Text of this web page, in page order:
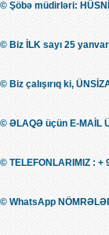
© Şöbə müdirləri:
© Biz İLK sayı 25
© Biz çalışırıq ki,
© ƏLAQƏ üçün E-MAİL
© TELEFONLARIMIZ : +
© WhatsApp